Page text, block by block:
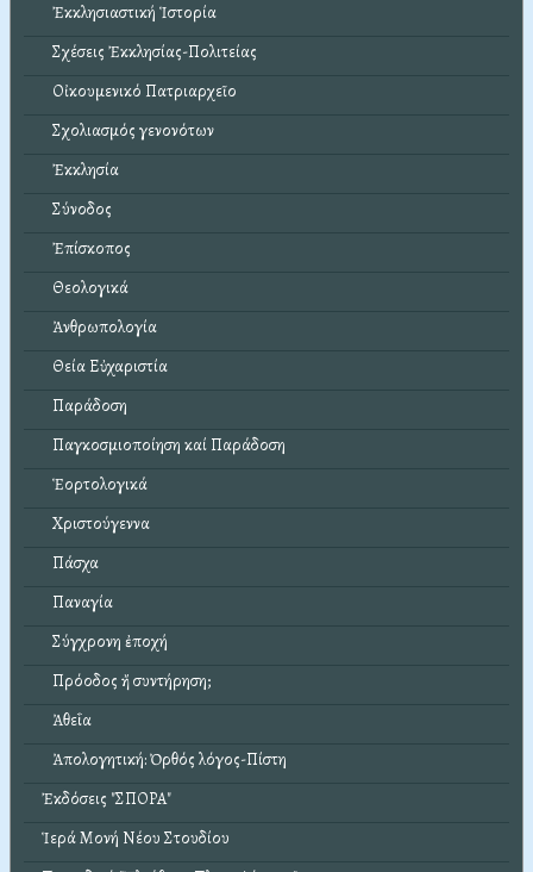
Ἐκκλησιαστική Ἱστορία
Σχέσεις Ἐκκλησίας-Πολιτείας
Οἰκουμενικό Πατριαρχεῖο
Σχολιασμός γενονότων
Ἐκκλησία
Σύνοδος
Ἐπίσκοπος
Θεολογικά
Ἀνθρωπολογία
Θεία Εὐχαριστία
Παράδοση
Παγκοσμιοποίηση καί Παράδοση
Ἑορτολογικά
Χριστούγεννα
Πάσχα
Παναγία
Σύγχρονη ἐποχή
Πρόοδος ἤ συντήρηση;
Ἀθεΐα
Ἀπολογητική: Ὀρθός λόγος-Πίστη
Ἐκδόσεις "ΣΠΟΡΑ"
Ἱερά Μονή Νέου Στουδίου